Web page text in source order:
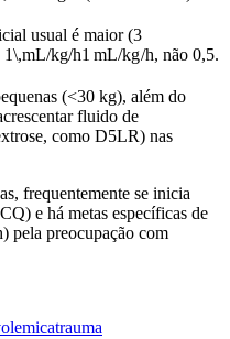
usual é maior (3
1\,mL/kg/h1 mL/kg/h, não 0,5.
(<30 kg), além do
fluido de
como D5LR) nas
frequentemente se inicia
e há metas específicas de
pela preocupação com
trauma